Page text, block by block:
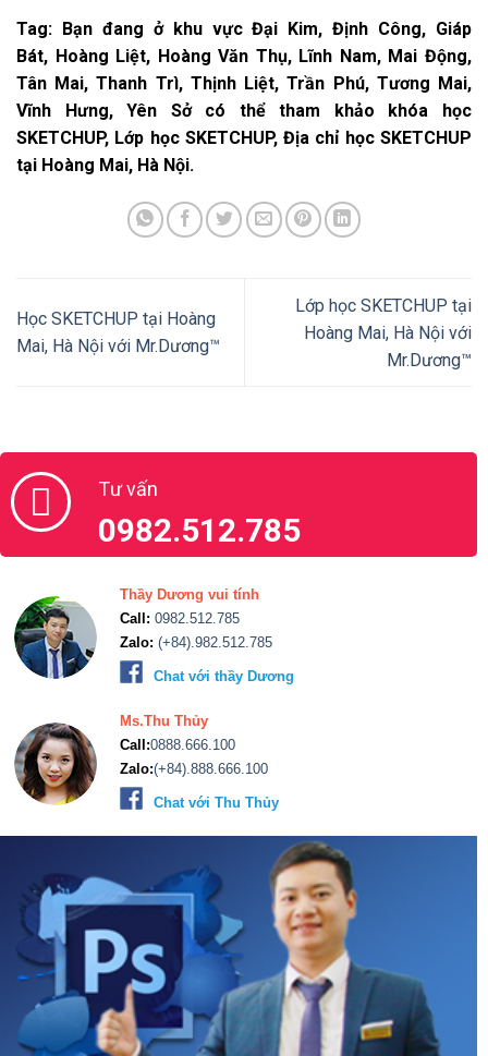
Tag: Bạn đang ở khu vực Đại Kim, Định Công, Giáp
Bát, Hoàng Liệt, Hoàng Văn Thụ, Lĩnh Nam, MaiĐộng,
Tân Mai, Thanh Trì, Thịnh Liệt, Trần Phú, Tương Mai,
Vĩnh Hưng, Yên Sở có thể tham khảo khóa học
SKETCHUP, Lớp học SKETCHUP, Địa chỉ học SKETCHUP
tại Hoàng Mai, Hà Nội.
Học SKETCHUP tại Hoàng
Mai, Hà Nội với Mr.Dương™
Lớp học SKETCHUP tại
Hoàng Mai, Hà Nội với
Mr.Dương™
Tư vấn
0982.512.785
Thầy Dương vui tính
Call: 0982.512.785
Zalo: (+84).982.512.785
Chat với thầy Dương
Ms.Thu Thủy
Call:0888.666.100
Zalo:(+84).888.666.100
Chat với Thu Thủy